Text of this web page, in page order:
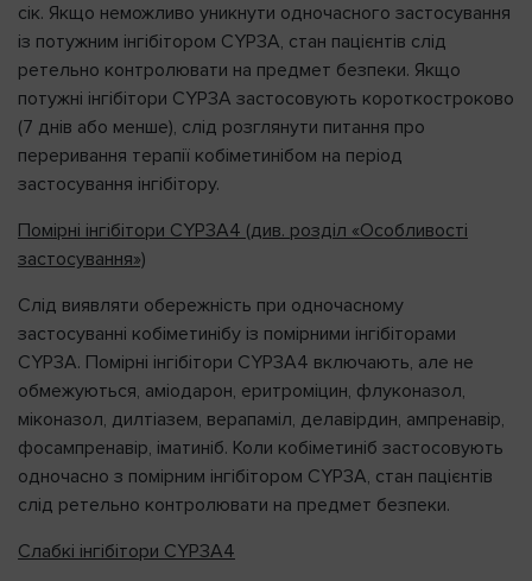
сік. Якщо неможливо уникнути одночасного застосування
із потужним інгібітором CYP3A, стан пацієнтів слід
ретельно контролювати на предмет безпеки. Якщо
потужні інгібітори CYP3A застосовують короткостроково
(7 днів або менше), слід розглянути питання про
переривання терапії кобіметинібом на період
застосування інгібітору.
Помірні інгібітори CYP3A4 (див. розділ «Особливості
застосування»)
Слід виявляти обережність при одночасному
застосуванні кобіметинібу із помірними інгібіторами
CYP3A. Помірні інгібітори CYP3A4 включають, але не
обмежуються, аміодарон, еритроміцин, флуконазол,
міконазол, дилтіазем, верапаміл, делавірдин, ампренавір,
фосампренавір, іматиніб. Коли кобіметиніб застосовують
одночасно з помірним інгібітором CYP3A, стан пацієнтів
слід ретельно контролювати на предмет безпеки.
Слабкі інгібітори CYP3A4